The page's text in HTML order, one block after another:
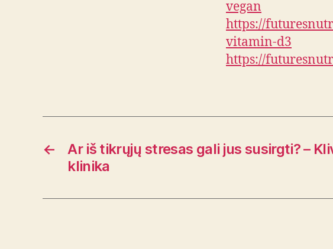
vegan
https://
vitamin-d3
https://
←
Ar iš tikrųjų stresas gali jus susirgti? –
klinika